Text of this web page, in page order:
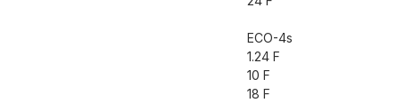
ECO-4s
1.24 F
10 F
18 F